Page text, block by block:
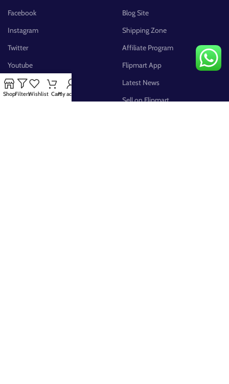
Facebook
Instagram
Twitter
Youtube
Pinterest
FB Group
Blog Site
Shipping Zone
Affiliate Program
Flipmart App
Latest News
Sell on Flipmart
ShopFiltersWishlist CartMy account